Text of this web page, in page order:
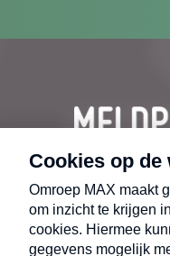
CONTACT